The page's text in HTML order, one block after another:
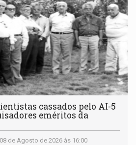
cassados pelo AI-5
eméritos da
08 de Agosto de 2026 às 16:00